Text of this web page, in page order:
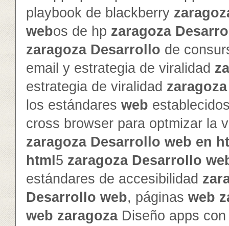
playbook de blackberry
webos de hp zaragoza
zaragoza Desarrollo de
email y estrategia de viralidad
estrategia de viralidad zaragoza
los estándares web
cross browser para optmizar la
zaragoza Desarrollo web en
html 5 zaragoza Desarrollo
estándares de accesibilidad
Desarrollo web, páginas web
web zaragozaDiseño apps